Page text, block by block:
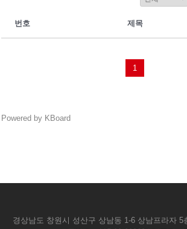
번호 제목
1
Powered by KBoard
경상남도 창원시 성산구 상남동 1-6 상남프라자 5